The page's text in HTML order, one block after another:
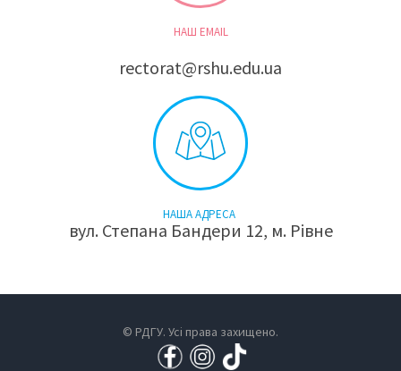
НАШ EMAIL
rectorat@rshu.edu.ua
НАША АДРЕСА
вул. Степана Бандери 12, м. Рівне
© РДГУ. Усі права захищено.